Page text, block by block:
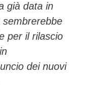
già data in
per il rilascio
dei nuovi